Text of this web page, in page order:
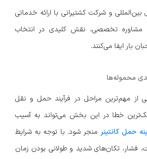
و شرکت کشتیرانی با ارائه خدماتی
تخصصی، نقش کلیدی در انتخاب
بار ایفا می‌کنند.
محموله‌ها
از مهم‌ترین مراحل در فرآیند حمل و نقل
خطا در این بخش می‌تواند به آسیب
حمل کانتینر منجر شود. با توجه به شرایط
فشار، تکان‌های شدید و طولانی بودن زمان